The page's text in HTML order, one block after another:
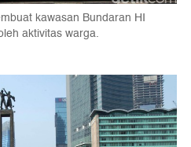
kawasan Bundaran HI
aktivitas warga.